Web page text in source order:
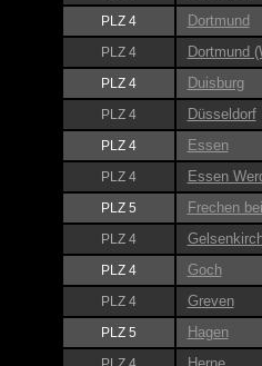
PLZ 4 Dortmund
PLZ 4 Dortmund
PLZ 4 Duisburg
PLZ 4 Düsseldorf
PLZ 4 Essen
PLZ 4 Essen
PLZ 5 Frechen
PLZ 4
PLZ 4 Goch
PLZ 4 Greven
PLZ 5 Hagen